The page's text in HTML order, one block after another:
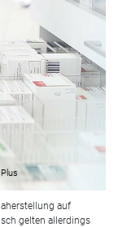
auf
gelten allerdings